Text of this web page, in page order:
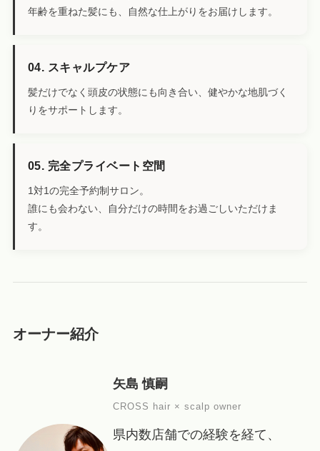
年齢を重ねた髪にも、自然な仕上がりをお届けします。
04. スキャルプケア
髪だけでなく頭皮の状態にも向き合い、健やかな地肌づく
りをサポートします。
05. 完全プライベート空間
1対1の完全予約制サロン。
誰にも会わない、自分だけの時間をお過ごしいただけま
す。
オーナー紹介
矢島 慎嗣
CROSS hair × scalp owner
県内数店舗での経験を経て、